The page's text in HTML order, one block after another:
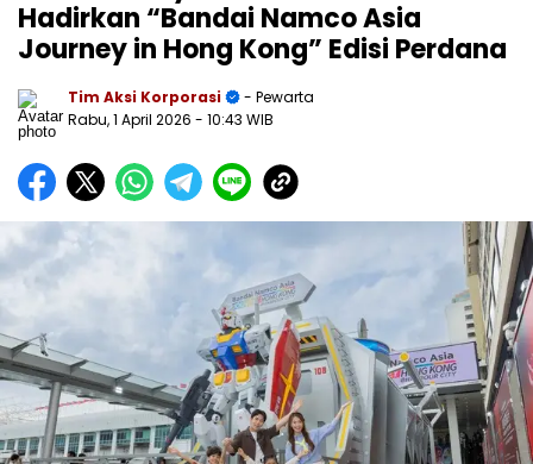
Hadirkan “Bandai Namco Asia
Journey in Hong Kong” Edisi Perdana
Tim Aksi Korporasi
- Pewarta
Rabu, 1 April 2026 - 10:43 WIB